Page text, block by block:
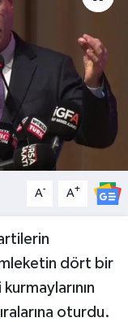
A- A+
dört bir
oturdu.